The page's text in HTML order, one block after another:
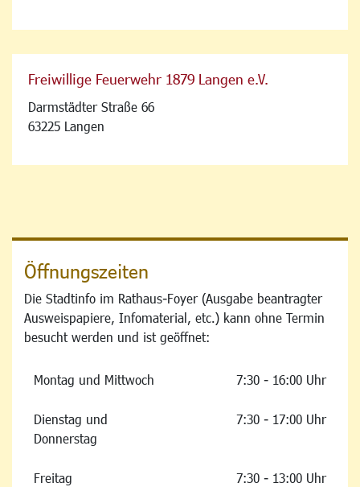
Freiwillige Feuerwehr 1879 Langen e.V.
Darmstädter Straße 66
63225 Langen
Öffnungszeiten
Die Stadtinfo im Rathaus-Foyer (Ausgabe beantragter
Ausweispapiere, Infomaterial, etc.) kann ohne Termin
besucht werden und ist geöffnet:
Montag und Mittwoch 7:30 - 16:00 Uhr
Dienstag und
Donnerstag
7:30 - 17:00 Uhr
Freitag 7:30 - 13:00 Uhr